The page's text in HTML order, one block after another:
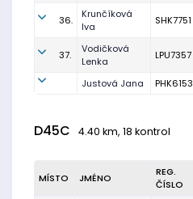
36.
Krunčíková
Iva
SHK7751
37.
Vodičková
Lenka
LPU7357
Justová Jana PHK6153
D45C 4.40 km, 18 kontrol
MÍSTO JMÉNO
REG.
ČÍSLO